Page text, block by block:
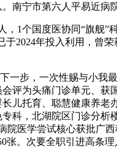
宁市第六人平易近病院
1个国度医协同“旗舰”
2024年投入利用，曾
步，一次性赐与小我
评为头痛门诊单元、获
儿托育、聪慧健康养老
科，北湖院区门诊分析
医学尝试核心获批广
。次要全职引进高条理